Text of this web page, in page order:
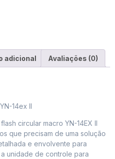
adicional Avaliações (0)
14ex II
circular macro YN-14EX II
que precisam de uma solução
e envolvente para
unidade de controle para